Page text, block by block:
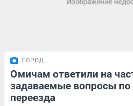
ГОРОД
Омичам ответили на
задаваемые вопросы по
переезда